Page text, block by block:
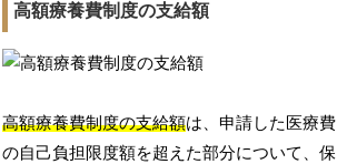
高額療養費制度の支給額
高額療養費制度の支給額は、申請した医療費
の自己負担限度額を超えた部分について、保